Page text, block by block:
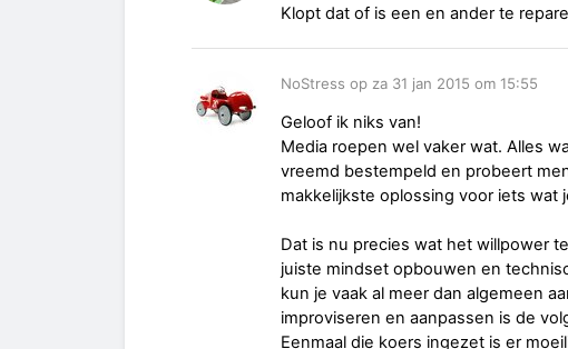
Klopt dat of is een en ander te
NoStress op za 31 jan 2015 om 15:55
Geloof ik niks van!
Media roepen wel vaker wat. Alles
vreemd bestempeld en probeert
makkelijkste oplossing voor iets wat
Dat is nu precies wat het willpower
juiste mindset opbouwen en
kun je vaak al meer dan algemeen
improviseren en aanpassen is de
Eenmaal die koers ingezet is er